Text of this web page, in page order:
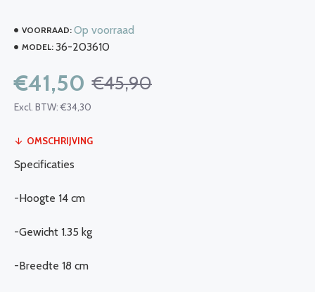
VOORRAAD: Op voorraad
MODEL: 36-203610
€41,50 €45,90
Excl. BTW: €34,30
OMSCHRIJVING
Specificaties
-Hoogte 14 cm
-Gewicht 1.35 kg
-Breedte 18 cm